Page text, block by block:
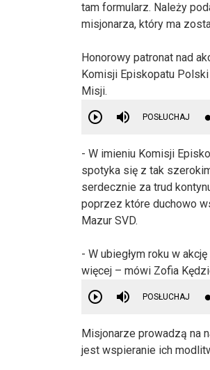
tam formularz. Należy
misjonarza, który ma
Honorowy patronat nad
Komisji Episkopatu
Misji.
POSŁUCHAJ
- W imieniu Komisji
spotyka się z tak
serdecznie za trud
poprzez które duchowo
Mazur SVD.
- W ubiegłym roku w
więcej – mówi Zofia
POSŁUCHAJ
Misjonarze prowadzą na
jest wspieranie ich